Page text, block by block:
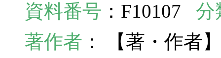
資料番号 ：F10107 分
著作者 ： 【著・作者